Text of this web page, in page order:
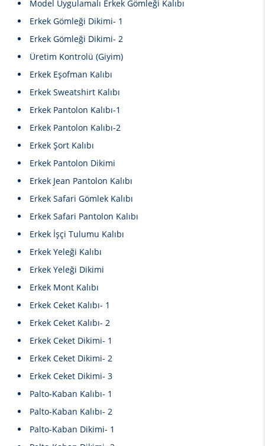
Model Uygulamalı Erkek Gömleği Kalıbı
Erkek Gömleği Dikimi- 1
Erkek Gömleği Dikimi- 2
Üretim Kontrolü (Giyim)
Erkek Eşofman Kalıbı
Erkek Sweatshirt Kalıbı
Erkek Pantolon Kalıbı-1
Erkek Pantolon Kalıbı-2
Erkek Şort Kalıbı
Erkek Pantolon Dikimi
Erkek Jean Pantolon Kalıbı
Erkek Safari Gömlek Kalıbı
Erkek Safari Pantolon Kalıbı
Erkek İşçi Tulumu Kalıbı
Erkek Yeleği Kalıbı
Erkek Yeleği Dikimi
Erkek Mont Kalıbı
Erkek Ceket Kalıbı- 1
Erkek Ceket Kalıbı- 2
Erkek Ceket Dikimi- 1
Erkek Ceket Dikimi- 2
Erkek Ceket Dikimi- 3
Palto-Kaban Kalıbı- 1
Palto-Kaban Kalıbı- 2
Palto-Kaban Dikimi- 1